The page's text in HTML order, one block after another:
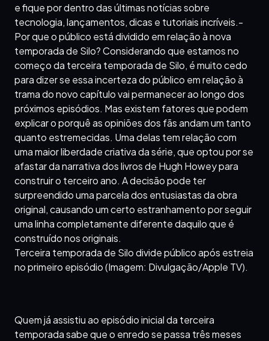
e fique por dentro das últimas notícias sobre
tecnologia, lançamentos, dicas e tutoriais incríveis.-
Por que o público está dividido em relação à nova
temporada de Silo? Considerando que estamos no
começo da terceira temporada de Silo, é muito cedo
para dizer se essa incerteza do público em relação à
trama do novo capítulo vai permanecer ao longo dos
próximos episódios. Mas existem fatores que podem
explicar o porquê as opiniões dos fãs andam um tanto
quanto estremecidas. Uma delas tem relação com
uma maior liberdade criativa da série, que optou por se
afastar da narrativa dos livros de Hugh Howey para
construir o terceiro ano. A decisão pode ter
surpreendido uma parcela dos entusiastas da obra
original, causando um certo estranhamento por seguir
uma linha completamente diferente daquilo que é
construído nos originais.
Terceira temporada de Silo divide público após estreia
no primeiro episódio (Imagem: Divulgação/Apple TV).
Quem já assistiu ao episódio inicial da terceira
temporada sabe que o enredo se passa três meses